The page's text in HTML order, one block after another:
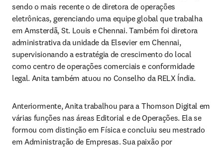
sendo o mais recente o de diretora de operações
eletrônicas, gerenciando uma equipe global que trabalha
em Amsterdã, St. Louis e Chennai. Também foi diretora
administrativa da unidade da Elsevier em Chennai,
supervisionando a estratégia de crescimento do local
como centro de operações comerciais e conformidade
legal. Anita também atuou no Conselho da RELX Índia.
Anteriormente, Anita trabalhou para a Thomson Digital em
várias funções nas áreas Editorial e de Operações. Ela se
formou com distinção em Física e concluiu seu mestrado
em Administração de Empresas. Sua paixão por